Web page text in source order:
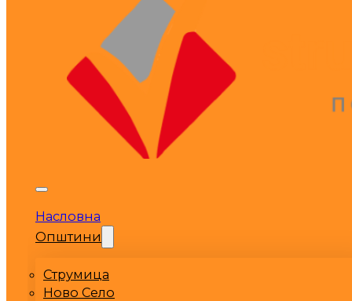
Насловна
Општини
Струмица
Ново Село